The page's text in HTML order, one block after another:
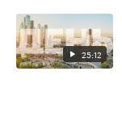
25:12